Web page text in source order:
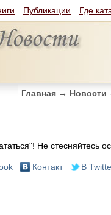
Публикации Где
Главная → Новости
Не стесняйтесь
Контакт В